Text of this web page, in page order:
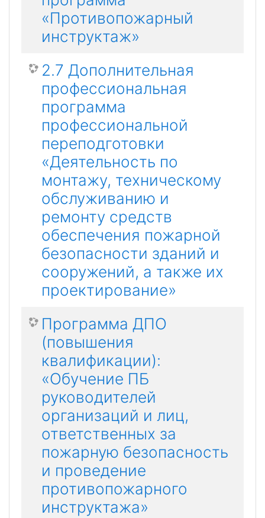
«Противопожарный
инструктаж»
2.7 Дополнительная
профессиональная
программа
профессиональной
переподготовки
«Деятельность по
монтажу, техническому
обслуживанию и
ремонту средств
обеспечения пожарной
безопасности зданий и
сооружений, а также их
проектирование»
Программа ДПО
(повышения
квалификации):
«Обучение ПБ
руководителей
организаций и лиц,
ответственных за
пожарную безопасность
и проведение
противопожарного
инструктажа»